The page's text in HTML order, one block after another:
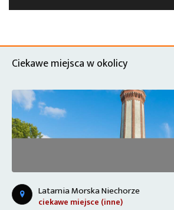
Ciekawe miejsca w okolicy
Latarnia Morska Niechorze
ciekawe miejsce (inne)